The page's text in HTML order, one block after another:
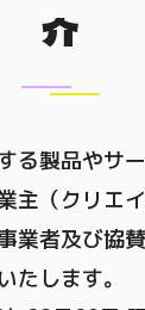
介
る製品やサ
主（クリエイ
業者及び協
いたします。